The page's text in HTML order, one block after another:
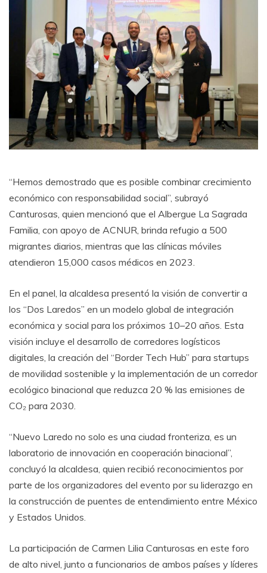
“Hemos demostrado que es posible combinar crecimiento
económico con responsabilidad social”, subrayó
Canturosas, quien mencionó que el Albergue La Sagrada
Familia, con apoyo de ACNUR, brinda refugio a 500
migrantes diarios, mientras que las clínicas móviles
atendieron 15,000 casos médicos en 2023.
En el panel, la alcaldesa presentó la visión de convertir a
los “Dos Laredos” en un modelo global de integración
económica y social para los próximos 10–20 años. Esta
visión incluye el desarrollo de corredores logísticos
digitales, la creación del “Border Tech Hub” para startups
de movilidad sostenible y la implementación de un corredor
ecológico binacional que reduzca 20 % las emisiones de
CO₂ para 2030.
“Nuevo Laredo no solo es una ciudad fronteriza, es un
laboratorio de innovación en cooperación binacional”,
concluyó la alcaldesa, quien recibió reconocimientos por
parte de los organizadores del evento por su liderazgo en
la construcción de puentes de entendimiento entre México
y Estados Unidos.
La participación de Carmen Lilia Canturosas en este foro
de alto nivel, junto a funcionarios de ambos países y líderes